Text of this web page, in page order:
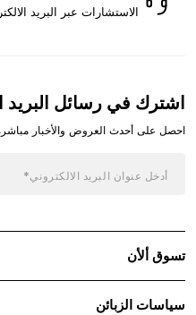
الاستشارات عبر البريد
اشترك في رسائل البريد
احصل على أحدث العروض والأخبار
تسوق ألأن
سياسات الزبائن